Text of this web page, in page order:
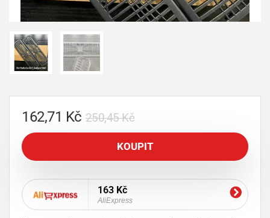
250,45Kč
162,71 Kč
KOUPIT
163 Kč
AliExpress